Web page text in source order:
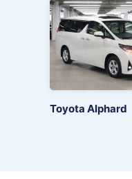
Toyota Alphard